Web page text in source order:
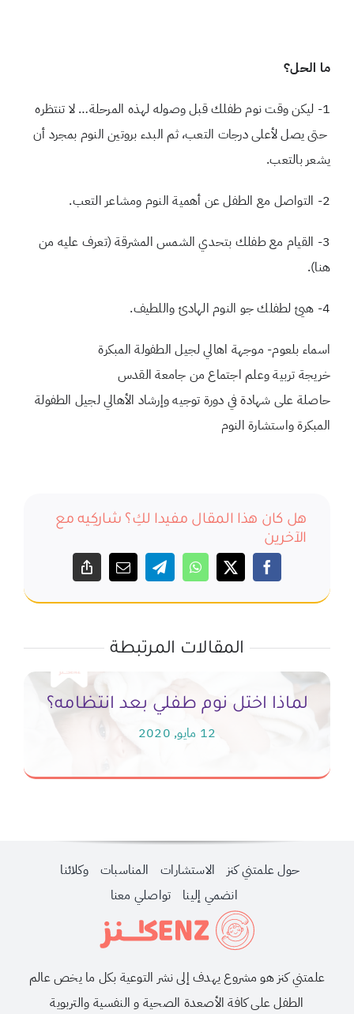
ما الحل؟
1- ليكن وقت نوم طفلك قبل وصوله لهذه المرحلة… لا تنتظره
حتى يصل لأعلى درجات التعب، ثم البدء بروتين النوم بمجرد أن
يشعر بالتعب.
2- التواصل مع الطفل عن أهمية النوم ومشاعر التعب.
3- القيام مع طفلك بتحدي الشمس المشرقة (تعرف عليه من
هنا).
4- هيئ لطفلك جو النوم الهادئ واللطيف.
اسماء بلعوم- موجهة اهالي لجيل الطفولة المبكرة
خريجة تربية وعلم اجتماع من جامعة القدس
حاصلة على شهادة في دورة توجيه وإرشاد الأهالي لجيل الطفولة
المبكرة واستشارة النوم
هل كان هذا المقال مفيدا لكِ؟ شاركِيه مع
الآخرين
المقالات المرتبطة
لماذا اختل نوم طفلي بعد انتظامه؟
12 مايو, 2020
حول علمتني كنز الاستشارات المناسبات
وكلائنا
انضمي إلينا
تواصلي معنا
علمتني كنز هو مشروع يهدف إلى نشر التوعية بكل ما يخص عالم
الطفل على كافة الأصعدة الصحية و النفسية والتربوية